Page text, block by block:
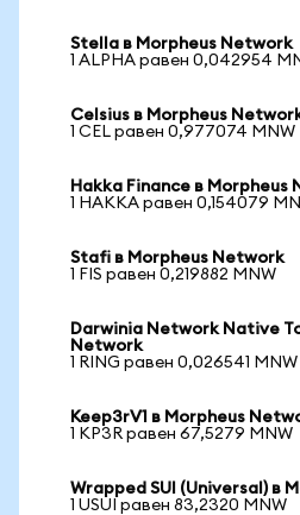
Stella в Morpheus Network
1 ALPHA равен 0,042954
Celsius в Morpheus
1 CEL равен 0,977074 MNW
Hakka Finance в Morpheus
1 HAKKA равен 0,154079
Stafi в Morpheus Network
1 FIS равен 0,219882 MNW
Darwinia Network Native
Network
1 RING равен 0,026541 MNW
Keep3rV1 в Morpheus
1 KP3R равен 67,5279 MNW
Wrapped SUI (Universal) в
1 USUI равен 83,2320 MNW